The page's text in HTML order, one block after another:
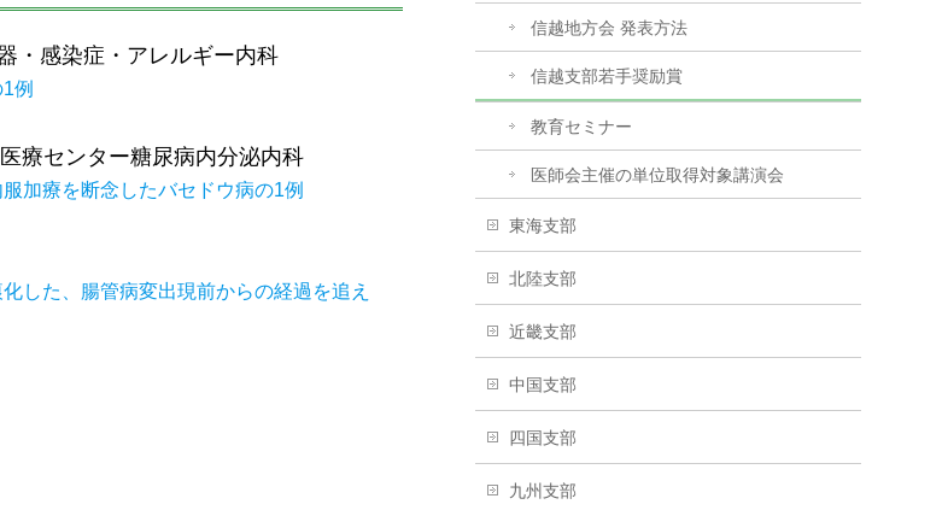
・感染症・アレルギー内科
例
センター糖尿病内分泌内科
加療を断念したバセドウ病の1例
した、腸管病変出現前からの経過を追え
信越地方会 発表方法
信越支部若手奨励賞
教育セミナー
医師会主催の単位取得対象講演会
東海支部
北陸支部
近畿支部
中国支部
四国支部
九州支部